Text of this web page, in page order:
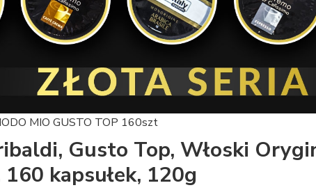
Gusto Top, Włoski
kapsułek, 120g